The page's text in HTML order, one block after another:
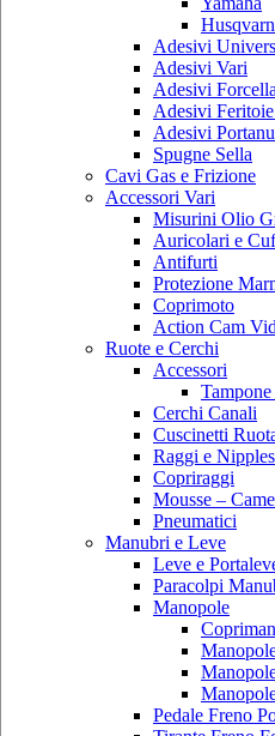
Adesivi
Adesivi Vari
Adesivi Forcella
Adesivi
Adesivi
Spugne Sella
Cavi Gas e Frizione
Accessori Vari
Misurini Olio
Auricolari e
Antifurti
Protezione
Coprimoto
Action Cam
Ruote e Cerchi
Accessori
Cerchi Canali
Cuscinetti
Raggi e Nipples
Copriraggi
Mousse –
Pneumatici
Manubri e Leve
Leve e
Paracolpi
Manopole
Pedale Freno